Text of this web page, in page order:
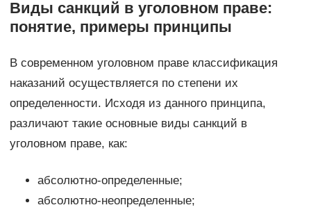
Виды санкций в уголовном праве:
понятие, примеры принципы
В современном уголовном праве классификация
наказаний осуществляется по степени их
определенности. Исходя из данного принципа,
различают такие основные виды санкций в
уголовном праве, как:
абсолютно-определенные;
абсолютно-неопределенные;